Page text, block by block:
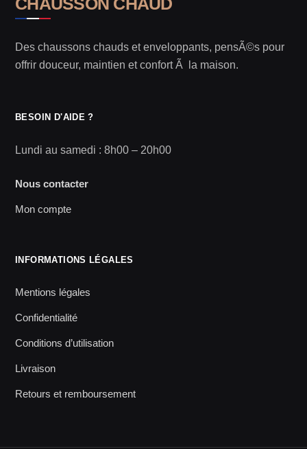
Des chaussons chauds et enveloppants, pensÃ©s pour
offrir douceur, maintien et confort Ã la maison.
BESOIN D'AIDE ?
Lundi au samedi : 8h00 – 20h00
Nous contacter
Mon compte
INFORMATIONS LÉGALES
Mentions légales
Confidentialité
Conditions d’utilisation
Livraison
Retours et remboursement